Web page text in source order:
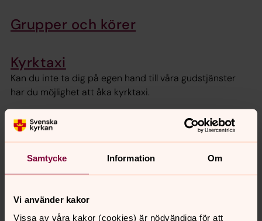
Samtycke Information Om
Vi använder kakor
Vissa av våra kakor (cookies) är nödvändiga för att
Grupper och körer
Kyrktaxi
Kan du inte ta dig på egen hand till våra gudstjänster
har du möjlighet att åka kyrktaxi.
Månadsbladet
Inför varje månad kommer ett månadsblad. Du hittar
den här, eller kan få dem skickad till din epost eller
brevlåda.